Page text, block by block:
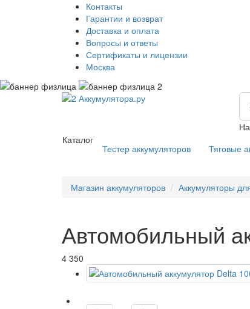
Контакты
Гарантии и возврат
Доставка и оплата
Вопросы и ответы
Сертификаты и лицензии
Москва
Каталог
Тестер аккумуляторов Тяговые
Магазин аккумуляторов Аккумуляторы
Автомобильный
4 350